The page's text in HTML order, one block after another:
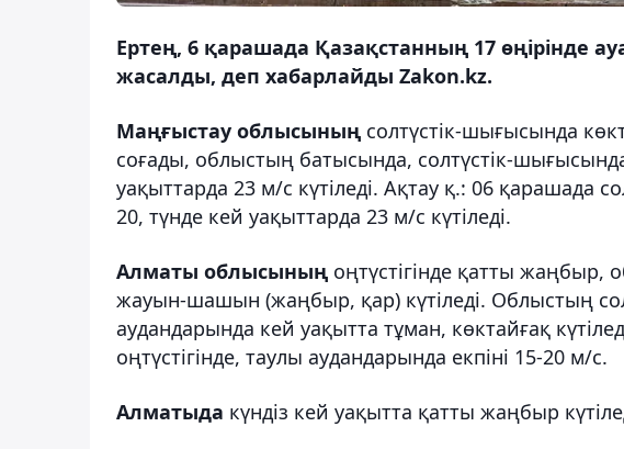
Ертең, 6 қарашада Қазақстанның 17 өңірінде
жасалды, деп хабарлайды Zakon.kz.
Маңғыстау облысының солтүстік-шығысында
соғады, облыстың батысында, солтүстік-
уақыттарда 23 м/с күтіледі. Ақтау қ.: 06 қарашада
20, түнде кей уақыттарда 23 м/с күтіледі.
Алматы облысының оңтүстігінде қатты жаңбыр,
жауын-шашын (жаңбыр, қар) күтіледі. Облыстың
аудандарында кей уақытта тұман, көктайғақ
оңтүстігінде, таулы аудандарында екпіні 15-20 м/с.
Алматыда күндіз кей уақытта қатты жаңбыр